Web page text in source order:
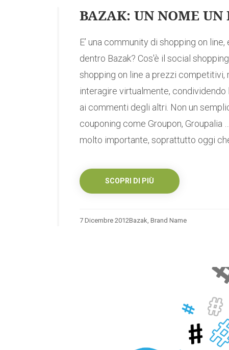
BAZAK: UN NOME UN
E’ una community di shopping on
dentro Bazak? Cos'è il social
shopping on line a prezzi
interagire virtualmente,
ai commenti degli altri. Non un
couponing come Groupon, Groupalia
molto importante, soprattutto oggi
SCOPRI DI PIÙ
7 Dicembre 2012Bazak, Brand Name